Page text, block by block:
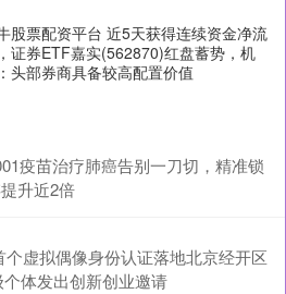
股票配资平台 近5天获得连续资金净流
证券ETF嘉实(562870)红盘蓄势，机
头部券商具备较高配置价值
疫苗治疗肺癌告别一刀切，精准锁
升近2倍
虚拟偶像身份认证落地北京经开区
体发出创新创业邀请